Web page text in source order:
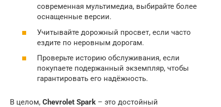
современная мультимедиа, выбирайте более
оснащенные версии.
Учитывайте дорожный просвет, если часто
ездите по неровным дорогам.
Проверьте историю обслуживания, если
покупаете подержанный экземпляр, чтобы
гарантировать его надёжность.
В целом, Chevrolet Spark – это достойный